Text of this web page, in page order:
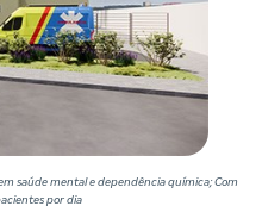
saúde mental e dependência química; Com
por dia